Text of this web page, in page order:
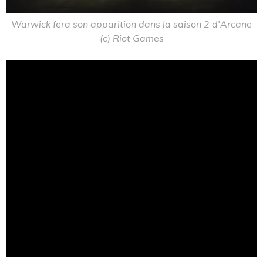
Warwick fera son apparition dans la saison 2 d'Arcane
(c) Riot Games